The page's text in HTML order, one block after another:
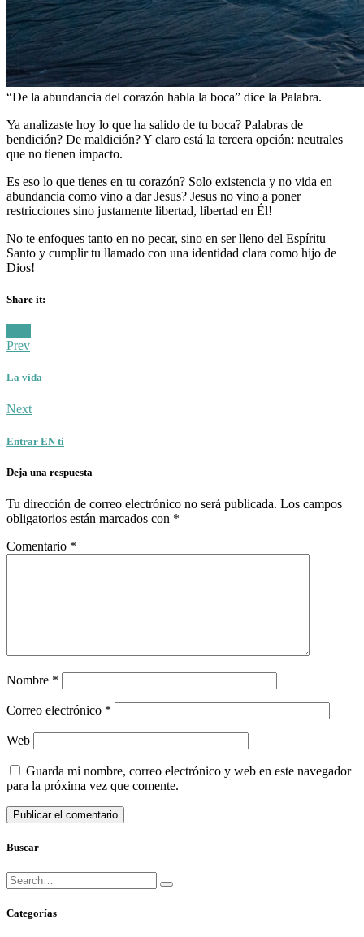
“De la abundancia del corazón habla la boca” dice la Palabra.
Ya analizaste hoy lo que ha salido de tu boca? Palabras de
bendición? De maldición? Y claro está la tercera opción: neutrales
que no tienen impacto.
Es eso lo que tienes en tu corazón? Solo existencia y no vida en
abundancia como vino a dar Jesus? Jesus no vino a poner
restricciones sino justamente libertad, libertad en Él!
No te enfoques tanto en no pecar, sino en ser lleno del Espíritu
Santo y cumplir tu llamado con una identidad clara como hijo de
Dios!
Share it:
in:
Prev
La vida
Next
Entrar EN ti
Deja una respuesta
Tu dirección de correo electrónico no será publicada. Los campos
obligatorios están marcados con *
Comentario *
Nombre *
Correo electrónico *
Web
Guarda mi nombre, correo electrónico y web en este navegador
para la próxima vez que comente.
Buscar
Búsqueda
para:
Buscar
Categorías